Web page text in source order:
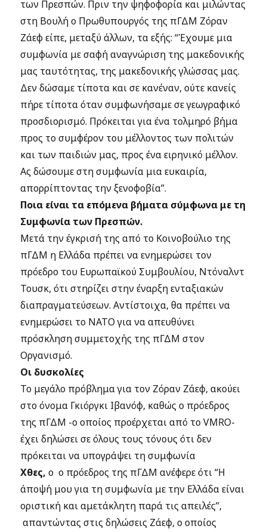
των Πρεσπών. Πριν την ψηφοφορία και μιλώντας
στη Βουλή ο Πρωθυπουργός της πΓΔΜ Ζόραν
Ζάεφ είπε, μεταξύ άλλων, τα εξής: “Έχουμε μια
συμφωνία με σαφή αναγνώριση της μακεδονικής
μας ταυτότητας, της μακεδονικής γλώσσας μας.
Δεν δώσαμε τίποτα και σε κανέναν, ούτε κανείς
πήρε τίποτα όταν συμφωνήσαμε σε γεωγραφικό
προσδιορισμό. Πρόκειται για ένα τολμηρό βήμα
προς το συμφέρον του μέλλοντος των πολιτών
και των παιδιών μας, προς ένα ειρηνικό μέλλον.
Ας δώσουμε στη συμφωνία μια ευκαιρία,
απορρίπτοντας την ξενοφοβία”.
Ποια είναι τα επόμενα βήματα σύμφωνα με τη
Συμφωνία των Πρεσπών.
Μετά την έγκρισή της από το Κοινοβούλιο της
πΓΔΜ η Ελλάδα πρέπει να ενημερώσει τον
πρόεδρο του Ευρωπαϊκού Συμβουλίου, Ντόναλντ
Τουσκ, ότι στηρίζει στην έναρξη ενταξιακών
διαπραγματεύσεων. Αντίστοιχα, θα πρέπει να
ενημερώσει το ΝΑΤΟ για να απευθύνει
πρόσκληση συμμετοχής της πΓΔΜ στον
Οργανισμό.
Οι δυσκολίες
Το μεγάλο πρόβλημα για τον Ζόραν Ζάεφ, ακούει
στο όνομα Γκιόργκι Ιβανόφ, καθώς ο πρόεδρος
της πΓΔΜ -ο οποίος προέρχεται από το VMRO-
έχει δηλώσει σε όλους τους τόνους ότι δεν
πρόκειται να υπογράψει τη συμφωνία
Χθες,ο ο πρόεδρος της πΓΔΜ ανέφερε ότι “Η
άποψή μου για τη συμφωνία με την Ελλάδα είναι
οριστική και αμετάκλητη παρά τις απειλές”,
απαντώντας στις δηλώσεις Ζάεφ, ο οποίος